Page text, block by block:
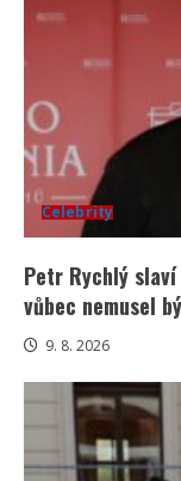
Celebrity
Petr Rychlý
vůbec nemusel
9. 8. 2026